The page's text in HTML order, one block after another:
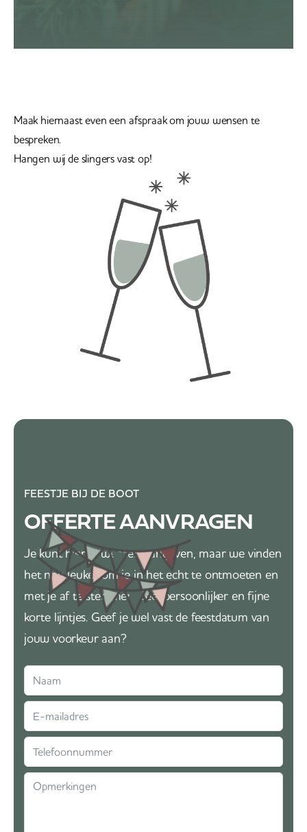
Maak hiernaast even een afspraak om jouw wensen te
bespreken.
Hangen wij de slingers vast op!
FEESTJE BIJ DE BOOT
OFFERTE AANVRAGEN
Je kunt hier je wensen aangeven, maar we vinden
het nog leuker om je in het echt te ontmoeten en
met je af te stemmen. Veel persoonlijker en fijne
korte lijntjes. Geef je wel vast de feestdatum van
jouw voorkeur aan?